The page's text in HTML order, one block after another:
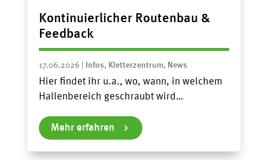
Kontinuierlicher Routenbau &
Feedback
17.06.2026 Infos, Kletterzentrum, News
Hier findet ihr u.a., wo, wann, in welchem
Hallenbereich geschraubt wird…
Mehr erfahren